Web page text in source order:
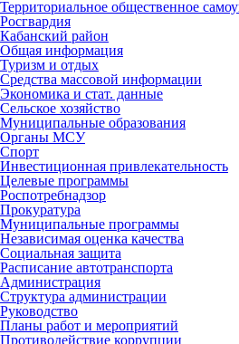
Территориальное общественное
Росгвардия
Кабанский район
Общая информация
Туризм и отдых
Средства массовой информации
Экономика и стат. данные
Сельское хозяйство
Муниципальные образования
Органы МСУ
Спорт
Инвестиционная привлекательность
Целевые программы
Роспотребнадзор
Прокуратура
Муниципальные программы
Независимая оценка качества
Социальная защита
Расписание автотранспорта
Администрация
Структура администрации
Руководство
Планы работ и мероприятий
Противодействие коррупции